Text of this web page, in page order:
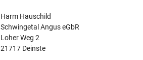
Harm Hauschild
Schwingetal Angus eGbR
Loher Weg 2
21717 Deinste